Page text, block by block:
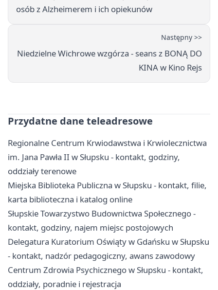
osób z Alzheimerem i ich opiekunów
Następny >>
Niedzielne Wichrowe wzgórza - seans z BONĄ DO
KINA w Kino Rejs
Przydatne dane teleadresowe
Regionalne Centrum Krwiodawstwa i Krwiolecznictwa
im. Jana Pawła II w Słupsku - kontakt, godziny,
oddziały terenowe
Miejska Biblioteka Publiczna w Słupsku - kontakt, filie,
karta biblioteczna i katalog online
Słupskie Towarzystwo Budownictwa Społecznego -
kontakt, godziny, najem miejsc postojowych
Delegatura Kuratorium Oświąty w Gdańsku w Słupsku
- kontakt, nadzór pedagogiczny, awans zawodowy
Centrum Zdrowia Psychicznego w Słupsku - kontakt,
oddziały, poradnie i rejestracja